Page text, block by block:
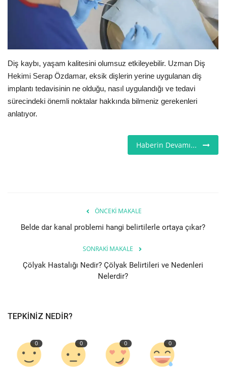
Videolar
İş & Ekonomi
Pazaryeri
Sağlık
İletişim
Diş kaybı, yaşam kalitesini olumsuz etkileyebilir. Uzman Diş
Hekimi Serap Özdamar, eksik dişlerin yerine uygulanan diş
implantı tedavisinin ne olduğu, nasıl uygulandığı ve tedavi
sürecindeki önemli noktalar hakkında bilmeniz gerekenleri
anlatıyor.
Haberin Devamı...
ÖNCEKI MAKALE
Belde dar kanal problemi hangi belirtilerle ortaya çıkar?
SONRAKI MAKALE
Çölyak Hastalığı Nedir? Çölyak Belirtileri ve Nedenleri
Nelerdir?
TEPKINIZ NEDIR?
0 0 0 0